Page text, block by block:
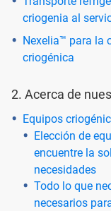
criogenia al
Nexelia™ para la
criogénica
2. Acerca de
Equipos
Elección de
encuentre la
necesidades
Todo lo que
necesarios